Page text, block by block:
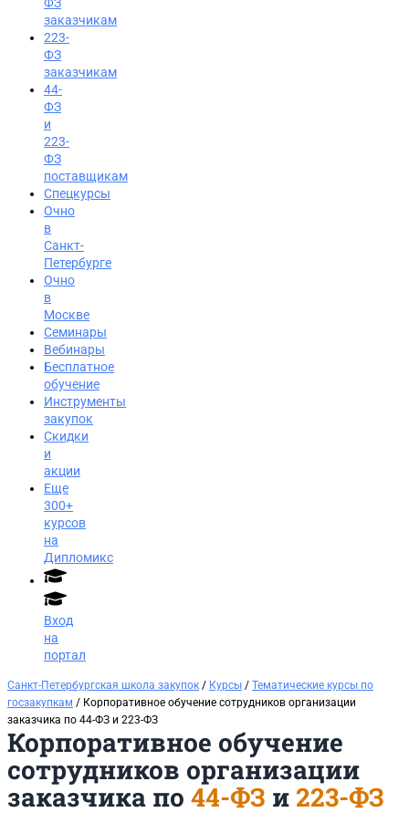
Вход на портал
8 (812) 602-72-29
Заказать звонок
заказчикам
223-
ФЗ
заказчикам
44-
ФЗ
и
223-
ФЗ
поставщикам
Спецкурсы
Очно
в
Санкт-
Петербурге
Очно
в
Москве
Семинары
Вебинары
Бесплатное
обучение
Инструменты
закупок
Скидки
и
акции
Еще
300+
курсов
на
Дипломикс
Вход
на
портал
Санкт-Петербургская школа закупок / Курсы / Тематические курсы по
госзакупкам / Корпоративное обучение сотрудников организации
заказчика по 44-ФЗ и 223-ФЗ
Корпоративное обучение
сотрудников организации
заказчика по 44-ФЗ и223-ФЗ